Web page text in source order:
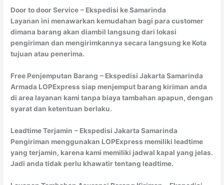
Door to door Service – Ekspedisi ke Samarinda
Layanan ini menawarkan kemudahan bagi para customer
dimana barang akan diambil langsung dari lokasi
pengiriman dan mengirimkannya secara langsung ke Kota
tujuan atau penerima.
Free Penjemputan Barang – Ekspedisi Jakarta Samarinda
Armada LOPExpress siap menjemput barang kiriman anda
di area layanan kami tanpa biaya tambahan apapun, dengan
syarat dan ketentuan berlaku.
Leadtime Terjamin – Ekspedisi Jakarta Samarinda
Pengiriman menggunakan LOPExpress memiliki leadtime
yang terjamin, karena kami memiliki jadwal kapal yang jelas.
Jadi anda tidak perlu khawatir tentang leadtime.